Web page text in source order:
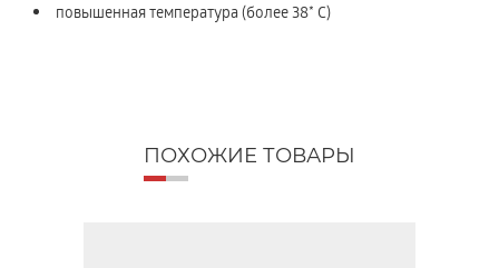
повышенная температура (более 38* С)
ПОХОЖИЕ ТОВАРЫ